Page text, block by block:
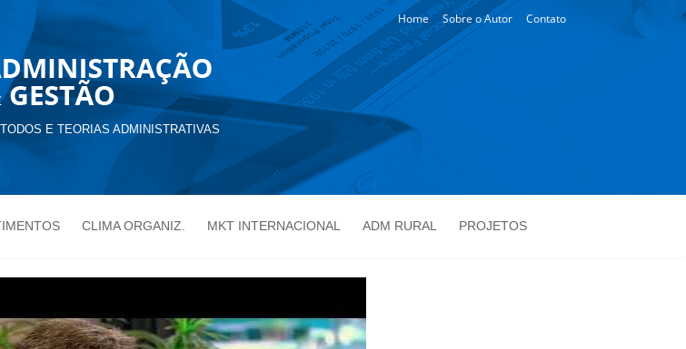
Home Sobre o Autor Contato
E TEORIAS ADMINISTRATIVAS
CLIMA ORGANIZ. MKT INTERNACIONAL ADM RURAL PROJETOS